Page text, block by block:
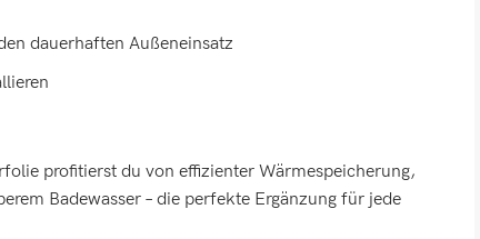
dauerhaften Außeneinsatz
profitierst du von effizienter Wärmespeicherung,
Badewasser – die perfekte Ergänzung für jede